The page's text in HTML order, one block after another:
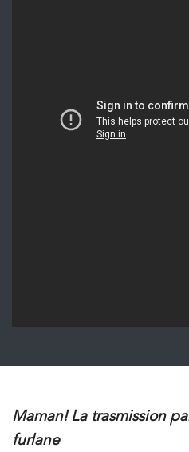
Maman! La trasmission
furlane